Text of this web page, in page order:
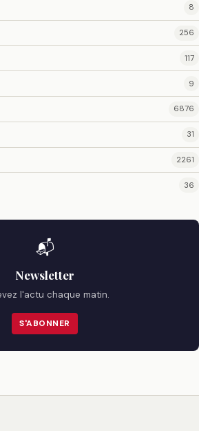
8
256
117
9
6876
31
2261
36
📬
Newsletter
l'actu chaque matin.
S'ABONNER